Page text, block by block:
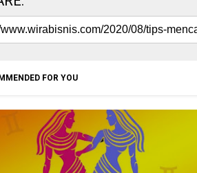
FOR YOU